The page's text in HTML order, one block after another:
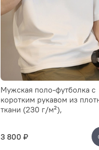
Мужская поло-футболка с
коротким рукавом из
ткани (230 г/м²),
3 800 ₽